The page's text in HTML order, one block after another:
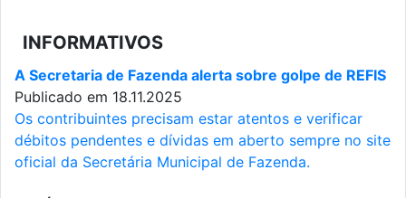
INFORMATIVOS
A Secretaria de Fazenda alerta sobre golpe de REFIS
Publicado em 18.11.2025
Os contribuintes precisam estar atentos e verificar
débitos pendentes e dívidas em aberto sempre no site
oficial da Secretária Municipal de Fazenda.